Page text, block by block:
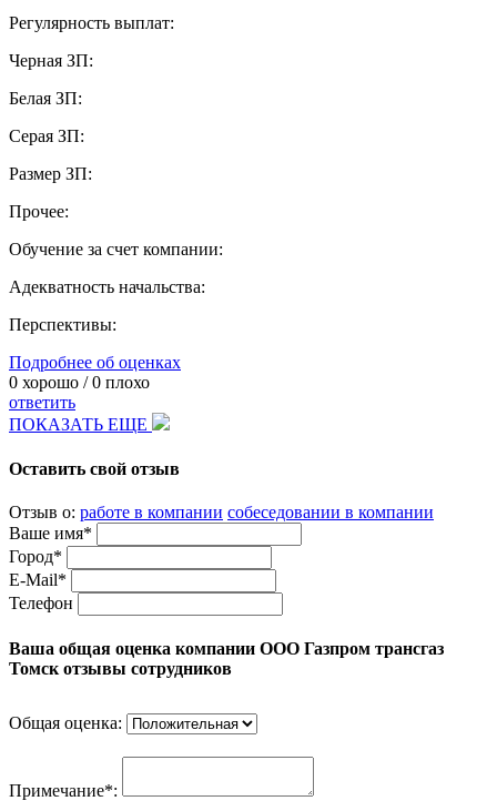
Регулярность выплат:
Черная ЗП:
Белая ЗП:
Серая ЗП:
Размер ЗП:
Прочее:
Обучение за счет компании:
Адекватность начальства:
Перспективы:
Подробнее об оценках
0 хорошо /0 плохо
ответить
ПОКАЗАТЬ ЕЩЕ
Оставить свой отзыв
Отзыв о: работе в компании собеседовании в компании
Ваше имя*
Город*
E-Mail*
Телефон
Ваша общая оценка компании ООО Газпром трансгаз
Томск отзывы сотрудников
Общая оценка:
Примечание*: